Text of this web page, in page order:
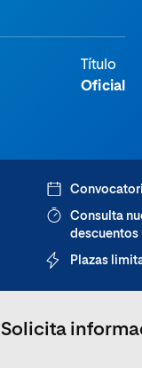
Título
Oficial
Consulta
descuentos
Plazas
Solicita